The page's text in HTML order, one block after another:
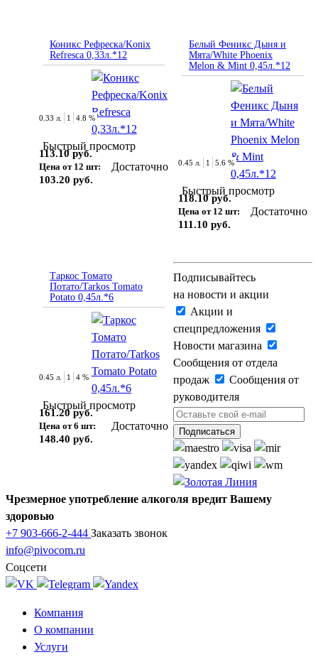
Коникс Рефреска/Konix
Refresca 0,33л.*12
Быстрый просмотр
0.33 л. 1 4.8 %
113.10 руб.
Цена от 12 шт:
103.20 руб.
Достаточно
Белый Феникс Дыня и
Мята/White Phoenix
Melon & Mint 0,45л.*12
Быстрый просмотр
0.45 л. 1 5.6 %
118.10 руб.
Цена от 12 шт:
111.10 руб.
Достаточно
Таркос Томато
Потато/Tarkos Tomato
Potato 0,45л.*6
Быстрый просмотр
0.45 л. 1 4 %
161.20 руб.
Цена от 6 шт:
148.40 руб.
Достаточно
Подписывайтесь
на новости и акции
Акции и
спецпредложения
Новости магазина
Сообщения от отдела
продаж
Сообщения от
руководителя
Чрезмерное употребление алкоголя вредит Вашему
здоровью
+7 903-666-2-444 Заказать звонок
info@pivocom.ru
Соцсети
Компания
О компании
Услуги